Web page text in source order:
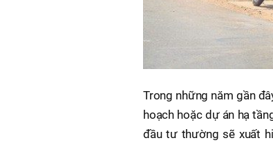
Trong những năm gần
hoạch hoặc dự án hạ
đầu tư thường sẽ xuất